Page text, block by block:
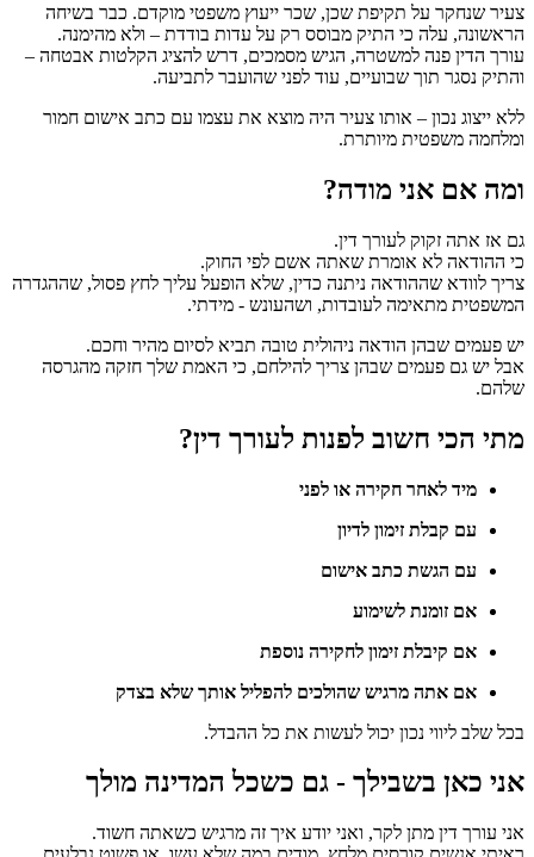
צעיר שנחקר על תקיפת שכן, שכר ייעוץ משפטי מוקדם. כבר בשיחה
הראשונה, עלה כי התיק מבוסס רק על עדות בודדת – ולא מהימנה.
עורך הדין פנה למשטרה, הגיש מסמכים, דרש להציג הקלטות אבטחה –
והתיק נסגר תוך שבועיים, עוד לפני שהועבר לתביעה.
ללא ייצוג נכון – אותו צעיר היה מוצא את עצמו עם כתב אישום חמור
ומלחמה משפטית מיותרת.
ומה אם אני מודה?
גם אז אתה זקוק לעורך דין.
כי ההודאה לא אומרת שאתה אשם לפי החוק.
צריך לוודא שההודאה ניתנה כדין, שלא הופעל עליך לחץ פסול, שההגדרה
המשפטית מתאימה לעובדות, ושהעונש - מידתי.
יש פעמים שבהן הודאה ניהולית טובה תביא לסיום מהיר וחכם.
אבל יש גם פעמים שבהן צריך להילחם, כי האמת שלך חזקה מהגרסה
שלהם.
מתי הכי חשוב לפנות לעורך דין?
מיד לאחר חקירה או לפני
עם קבלת זימון לדיון
עם הגשת כתב אישום
אם זומנת לשימוע
אם קיבלת זימון לחקירה נוספת
אם אתה מרגיש שהולכים להפליל אותך שלא בצדק
בכל שלב ליווי נכון יכול לעשות את כל ההבדל.
אני כאן בשבילך - גם כשכל המדינה מולך
אני עורך דין מתן לקר, ואני יודע איך זה מרגיש כשאתה חשוד.